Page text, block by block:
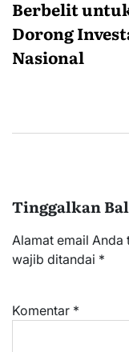
Berbelit
Dorong
Nasional
Tinggalkan
Alamat email
wajib ditandai *
Komentar *